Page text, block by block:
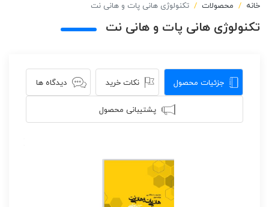
خانه محصولات تکنولوژی هانی پات و هانی نت
تکنولوژی هانی پات و هانی نت
جزئیات محصول نکات خرید دیدگاه ها
پشتیبانی محصول